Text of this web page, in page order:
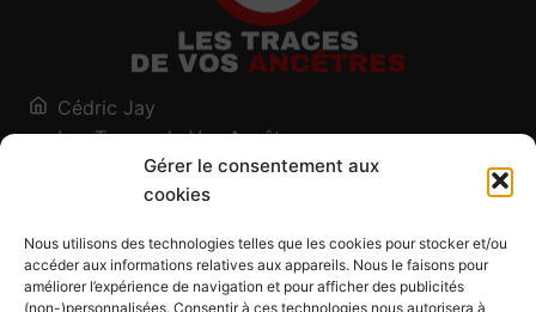
Gérer le consentement aux
cookies
Nous utilisons des technologies telles que les cookies pour stocker et/ou
accéder aux informations relatives aux appareils. Nous le faisons pour
améliorer l’expérience de navigation et pour afficher des publicités
(non-)personnalisées. Consentir à ces technologies nous autorisera à
Cédric Jay
Les Traces de Vos Ancêtres
120, chemin des Salines
73200 Albertville - Savoie
Blog
Outils généalogiques